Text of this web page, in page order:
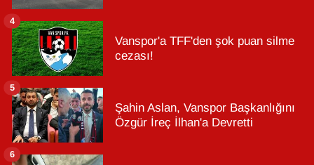
Vanspor'a TFF'den şok puan silme
cezası!
4
Şahin Aslan, Vanspor Başkanlığını
Özgür İreç İlhan'a Devretti
5
6